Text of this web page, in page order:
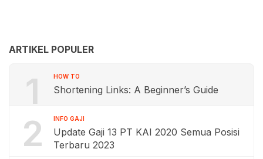
ARTIKEL POPULER
1 HOW TO
Shortening Links: A Beginner’s Guide
2 INFO GAJI
Update Gaji 13 PT KAI 2020 Semua Posisi
Terbaru 2023